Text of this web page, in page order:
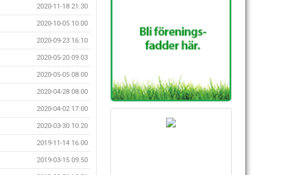
2020-11-18 21:30
2020-10-05 10:00
2020-09-23 16:10
2020-05-20 09:03
2020-05-05 08:00
2020-04-28 08:00
2020-04-02 17:00
2020-03-30 10:20
2019-11-14 16:00
2019-03-15 09:50